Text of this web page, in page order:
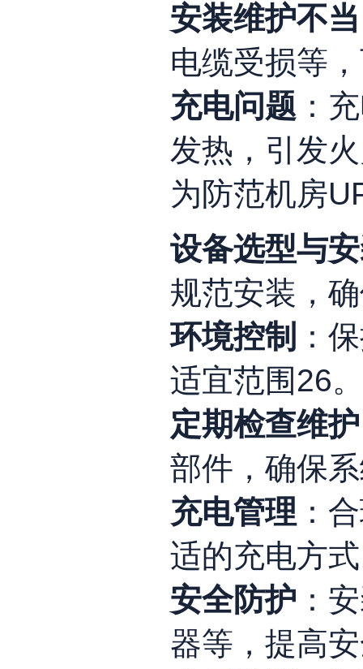
安装维护不当
电缆受损等
充电问题 ：
发热，引发
为防范机房
设备选型与
规范安装，
环境控制
：
适宜范围 26。
定期检查维护
部件，确保
充电管理 ：
适的充电方式
安全防护 ：
器等，提高